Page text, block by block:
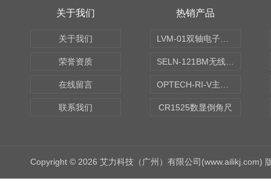
关于我们
关于我们
荣誉资质
在线留言
联系我们
热销产品
CR1525数显倒角尺
Copyright © 2026 艾力科技（广州）有限公司(www.ailikj.com)